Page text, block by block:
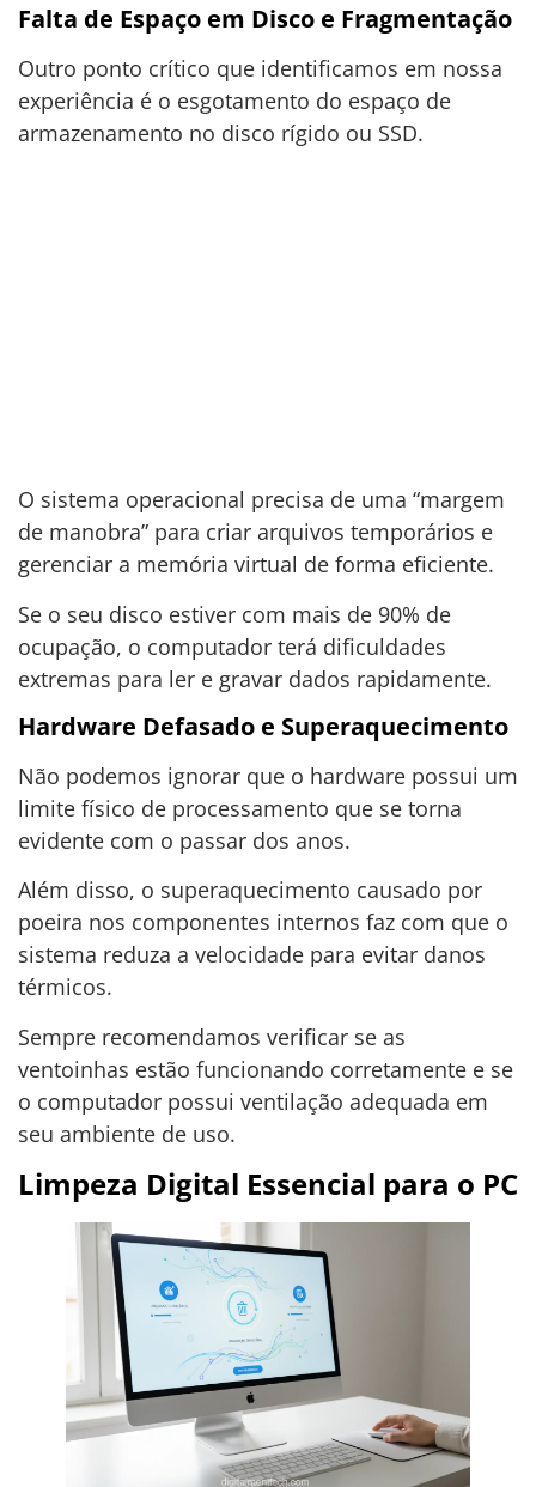
Falta de Espaço em Disco e Fragmentação
Outro ponto crítico que identificamos em nossa
experiência é o esgotamento do espaço de
armazenamento no disco rígido ou SSD.
O sistema operacional precisa de uma “margem
de manobra” para criar arquivos temporários e
gerenciar a memória virtual de forma eficiente.
Se o seu disco estiver com mais de 90% de
ocupação, o computador terá dificuldades
extremas para ler e gravar dados rapidamente.
Hardware Defasado e Superaquecimento
Não podemos ignorar que o hardware possui um
limite físico de processamento que se torna
evidente com o passar dos anos.
Além disso, o superaquecimento causado por
poeira nos componentes internos faz com que o
sistema reduza a velocidade para evitar danos
térmicos.
Sempre recomendamos verificar se as
ventoinhas estão funcionando corretamente e se
o computador possui ventilação adequada em
seu ambiente de uso.
Limpeza Digital Essencial para o PC